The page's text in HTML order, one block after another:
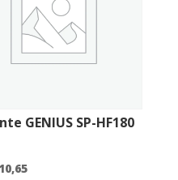
GENIUS SP-HF180